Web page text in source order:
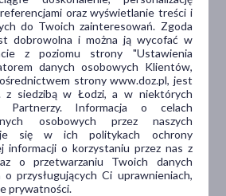
FLOS
oraz wyświetlanie treści i
do Twoich zainteresowań. Zgoda
dobrowolna i można ją wycofać w
z poziomu strony "Ustawienia
danych osobowych Klientów,
strony www.doz.pl, jest
z siedzibą w Łodzi, a w niektórych
Partnerzy. Informacja o celach
osobowych przez naszych
się w ich politykach ochrony
informacji o korzystaniu przez nas z
o przetwarzaniu Twoich danych
przysługujących Ci uprawnieniach,
prywatności.